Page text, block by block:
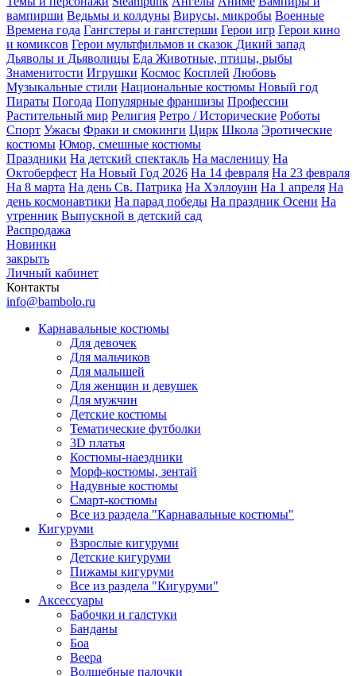
вампирши Ведьмы и колдуны Вирусы, микробы Военные
Времена года Гангстеры и гангстерши Герои игр Герои кино
и комиксов Герои мультфильмов и сказок Дикий запад
Дьяволы и Дьяволицы Еда Животные, птицы, рыбы
Знаменитости Игрушки Космос Косплей Любовь
Музыкальные стили Национальные костюмы Новый год
Пираты Погода Популярные франшизы Профессии
Растительный мир Религия Ретро / Исторические Роботы
Спорт Ужасы Фраки и смокинги Цирк Школа Эротические
костюмы Юмор, смешные костюмы
Праздники На детский спектакль На масленицу На
Октоберфест На Новый Год 2026 На 14 февраля На 23 февраля
На 8 марта На день Св. Патрика На Хэллоуин На 1 апреля На
день космонавтики На парад победы На праздник Осени На
утренник Выпускной в детский сад
Распродажа
Новинки
закрыть
Личный кабинет
Контакты
info@bambolo.ru
Карнавальные костюмы
Для девочек
Для мальчиков
Для малышей
Для женщин и девушек
Для мужчин
Детские костюмы
Тематические футболки
3D платья
Костюмы-наездники
Морф-костюмы, зентай
Надувные костюмы
Смарт-костюмы
Все из раздела "Карнавальные костюмы"
Кигуруми
Взрослые кигуруми
Детские кигуруми
Пижамы кигуруми
Все из раздела "Кигуруми"
Аксессуары
Бабочки и галстуки
Банданы
Боа
Веера
Волшебные палочки